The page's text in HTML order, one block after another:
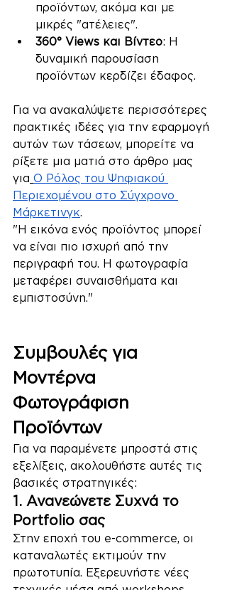
προϊόντων, ακόμα και με
μικρές "ατέλειες".
360° Views και Βίντεο: Η
δυναμική παρουσίαση
προϊόντων κερδίζει έδαφος.
Για να ανακαλύψετε περισσότερες
πρακτικές ιδέες για την εφαρμογή
αυτών των τάσεων, μπορείτε να
ρίξετε μια ματιά στο άρθρο μας
για Ο Ρόλος του Ψηφιακού
Περιεχομένου στο Σύγχρονο
Μάρκετινγκ.
"Η εικόνα ενός προϊόντος μπορεί
να είναι πιο ισχυρή από την
περιγραφή του. Η φωτογραφία
μεταφέρει συναισθήματα και
εμπιστοσύνη."
Συμβουλές για
Μοντέρνα
Φωτογράφιση
Προϊόντων
Για να παραμένετε μπροστά στις
εξελίξεις, ακολουθήστε αυτές τις
βασικές στρατηγικές:
1. Ανανεώνετε Συχνά το
Portfolio σας
Στην εποχή του e-commerce, οι
καταναλωτές εκτιμούν την
πρωτοτυπία. Εξερευνήστε νέες